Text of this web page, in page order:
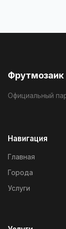
Фрутмозаик
Официальный
Навигация
Главная
Города
Услуги